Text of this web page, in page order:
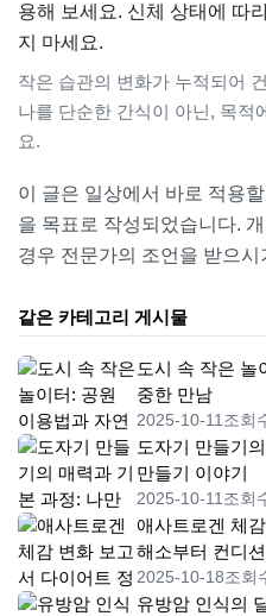
용해 보세요. 신체 상태에 따
지 마세요.
작은 습관의 변화가 누적되어
나를 단순한 간식이 아닌, 목적
요.
이 글은 일상에서 바로 적용
을 목표로 작성되었습니다.
경우 전문가의 조언을 받으시
같은 카테고리 게시물
도시 속 작은 놀
중한 만남
2025-10-11조회
도자기 만들기
만들기 이야기
2025-10-11조회
애사트로겐 체
해소부터 컨디
2025-10-18조회
유방암 인식의